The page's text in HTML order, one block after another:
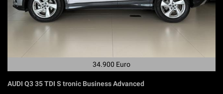
34.900 Euro
AUDI Q3 35 TDI S tronic Business Advanced